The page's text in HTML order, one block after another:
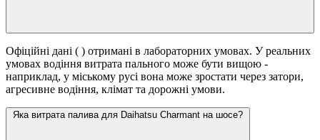
Офіційні дані ( ) отримані в лабораторних умовах. У реальних
умовах водіння витрата пального може бути вищою -
наприклад, у міському русі вона може зростати через затори,
агресивне водіння, клімат та дорожні умови.
Яка витрата палива для Daihatsu Charmant на шосе?